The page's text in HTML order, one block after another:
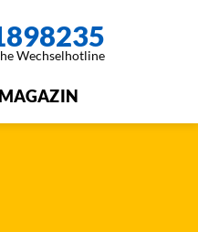
Wechselhotline
MAGAZIN